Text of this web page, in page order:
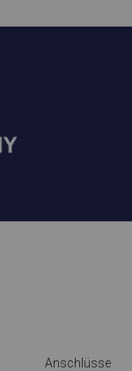
Anschlüsse